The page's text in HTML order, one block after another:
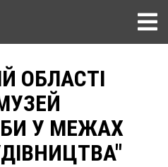
ОБЛАСТІ
У МЕЖАХ